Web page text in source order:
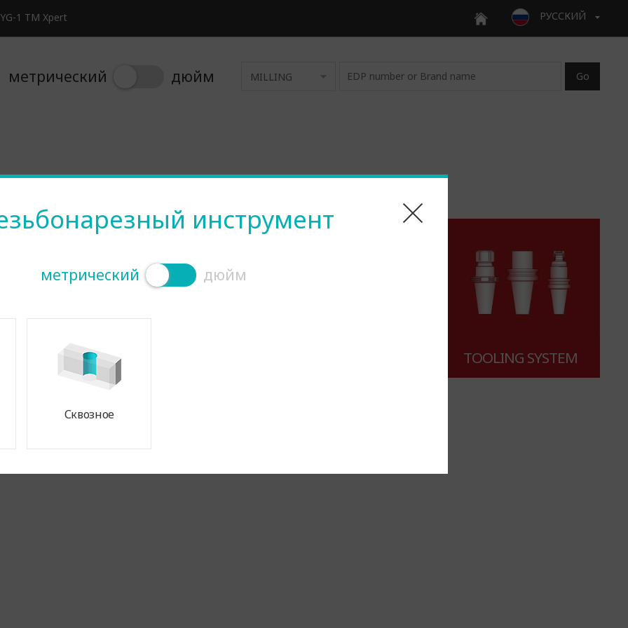
YG-1 TM Xpert PУССКИЙ
метрический дюйм MILLING Go
THREADING TOOLING SYSTEM
инструмент
метрический дюйм
Сквозное